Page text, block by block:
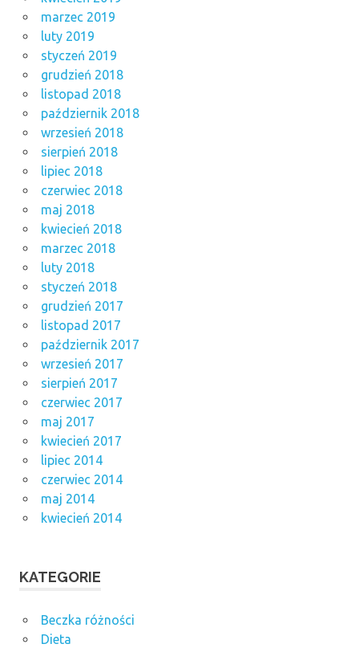
marzec 2019
luty 2019
styczeń 2019
grudzień 2018
listopad 2018
październik 2018
wrzesień 2018
sierpień 2018
lipiec 2018
czerwiec 2018
maj 2018
kwiecień 2018
marzec 2018
luty 2018
styczeń 2018
grudzień 2017
listopad 2017
październik 2017
wrzesień 2017
sierpień 2017
czerwiec 2017
maj 2017
kwiecień 2017
lipiec 2014
czerwiec 2014
maj 2014
kwiecień 2014
KATEGORIE
Beczka różności
Dieta